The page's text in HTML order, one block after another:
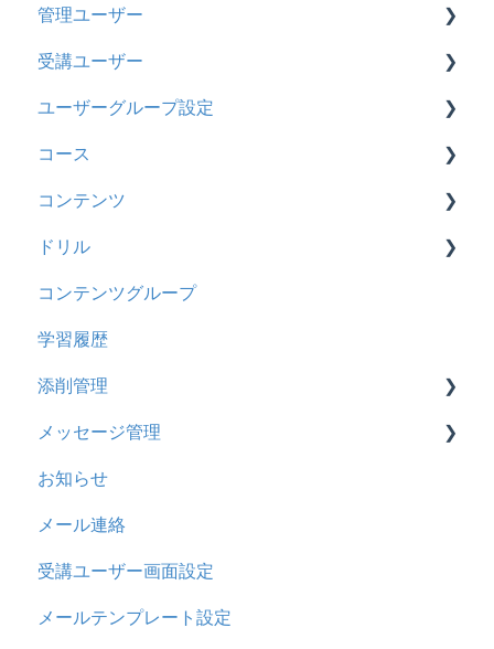
メッセージ
お知らせ
多言語変換
助成金
管理ユーザー
管理ユーザーの統合について
管理ユーザーについて
ロールと権限
受講ユーザー
基本操作
【新レイアウト】受講ユーザー登録について
【旧レイアウト】ユーザー編集について
ユーザーグループ設定
【新レイアウト】ユーザーグループ設定
【旧レイアウト】ユーザーグループ設定
コース
基本操作
新レイアウト
旧レイアウト
コース詳細設定の参考
ストレスチェック
CSVについて
コンテンツ
ビデオ
ドキュメント
多言語表示
リンク
ドリル
概要
問題について
ドリルについて
【問題・ドリル】の参考
ドリルスキンについて
問題属性
コンテンツグループ
学習履歴
添削管理
概要
基本操作
採点権限のみを持ったユーザ
採点・承認権限を持ったユーザ
メッセージ管理
基本操作
リンクメッセージスレッド
お知らせ
メール連絡
受講ユーザー画面設定
メールテンプレート設定